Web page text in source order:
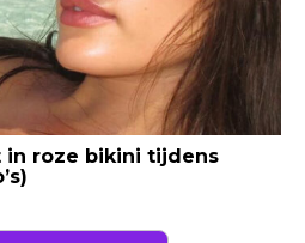
in roze bikini tijdens